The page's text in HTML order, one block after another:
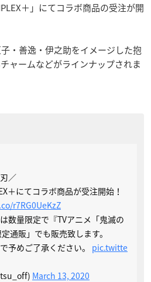
＋」にてコラボ商品の受注が開
・善逸・伊之助をイメージした抱
ャームなどがラインナップされま
／
＋にてコラボ商品が受注開始！
r7RG0UeKzZ
数量限定で『TVアニメ「鬼滅の
通販」でも販売致します。
予めご了承ください。 pic.twitte
March 13, 2020